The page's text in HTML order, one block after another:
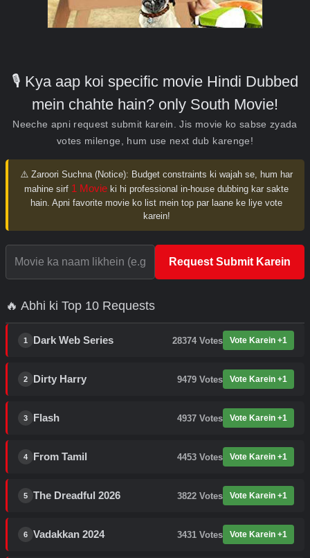
🎙️ Kya aap koi specific movie Hindi Dubbed
mein chahte hain? only South Movie!
Neeche apni request submit karein. Jis movie ko sabse zyada
votes milenge, hum use next dub karenge!
⚠️ Zaroori Suchna (Notice): Budget constraints ki wajah se, hum har
mahine sirf 1 Movie ki hi professional in-house dubbing kar sakte
hain. Apni favorite movie ko list mein top par laane ke liye vote
karein!
Request Submit Karein
🔥 Abhi ki Top 10 Requests
1 Dark Web Series 28374 Votes Vote Karein +1
2 Dirty Harry 9479 Votes Vote Karein +1
3 Flash 4937 Votes Vote Karein +1
4 From Tamil 4453 Votes Vote Karein +1
5 The Dreadful 2026 3822 Votes Vote Karein +1
6 Vadakkan 2024 3431 Votes Vote Karein +1